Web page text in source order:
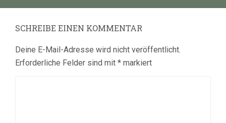
SCHREIBE EINEN KOMMENTAR
Deine E-Mail-Adresse wird nicht veröffentlicht.
Erforderliche Felder sind mit * markiert